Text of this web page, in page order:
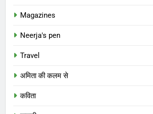
Magazines
Neerja's pen
Travel
अमिता की कलम से
कविता